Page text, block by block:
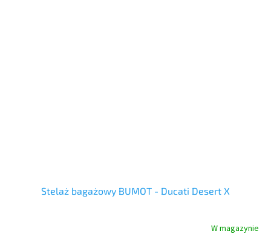
Stelaż bagażowy BUMOT - Ducati Desert X
W magazynie